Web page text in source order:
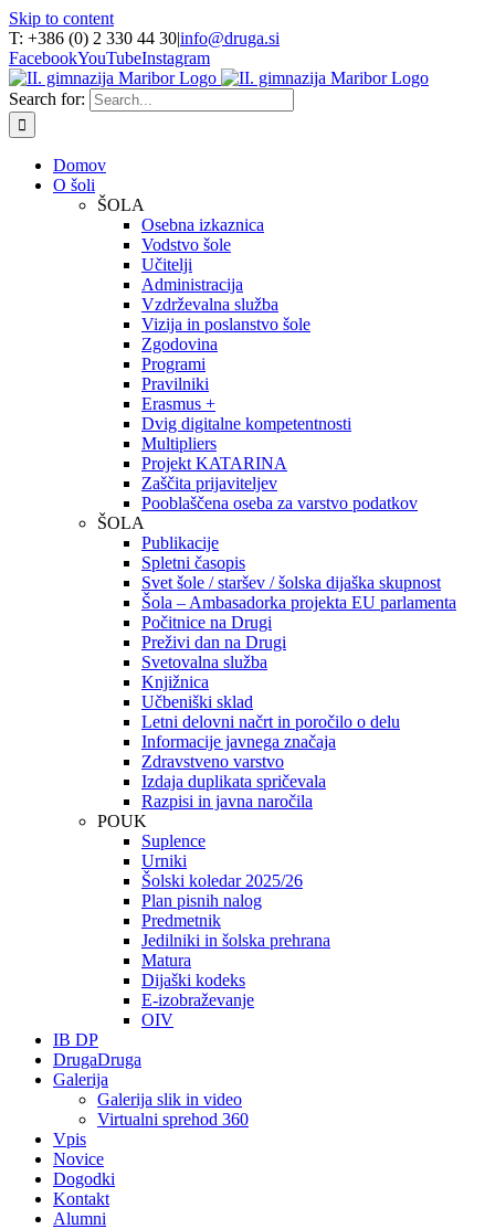
Skip to content
T: +386 (0) 2 330 44 30|info@druga.si
FacebookYouTubeInstagram
Search for:
Domov
O šoli
ŠOLA
Osebna izkaznica
Vodstvo šole
Učitelji
Administracija
Vzdrževalna služba
Vizija in poslanstvo šole
Zgodovina
Programi
Pravilniki
Erasmus +
Dvig digitalne kompetentnosti
Multipliers
Projekt KATARINA
Zaščita prijaviteljev
Pooblaščena oseba za varstvo podatkov
ŠOLA
Publikacije
Spletni časopis
Svet šole / staršev / šolska dijaška skupnost
Šola – Ambasadorka projekta EU parlamenta
Počitnice na Drugi
Preživi dan na Drugi
Svetovalna služba
Knjižnica
Učbeniški sklad
Letni delovni načrt in poročilo o delu
Informacije javnega značaja
Zdravstveno varstvo
Izdaja duplikata spričevala
Razpisi in javna naročila
POUK
Suplence
Urniki
Šolski koledar 2025/26
Plan pisnih nalog
Predmetnik
Jedilniki in šolska prehrana
Matura
Dijaški kodeks
E-izobraževanje
OIV
IB DP
DrugaDruga
Galerija
Galerija slik in video
Virtualni sprehod 360
Vpis
Novice
Dogodki
Kontakt
Alumni